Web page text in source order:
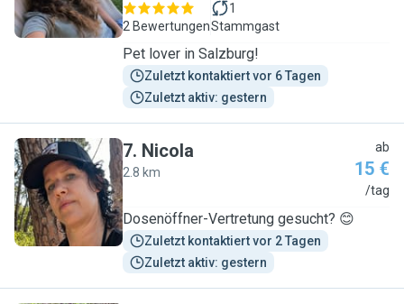
2 Bewertungen
1
Stammgast
Pet lover in Salzburg!
Zuletzt kontaktiert vor 6 Tagen
Zuletzt aktiv: gestern
N
7. Nicola
2.8 km
ab
15 €
/tag
Dosenöffner-Vertretung gesucht? 😊
Zuletzt kontaktiert vor 2 Tagen
Zuletzt aktiv: gestern